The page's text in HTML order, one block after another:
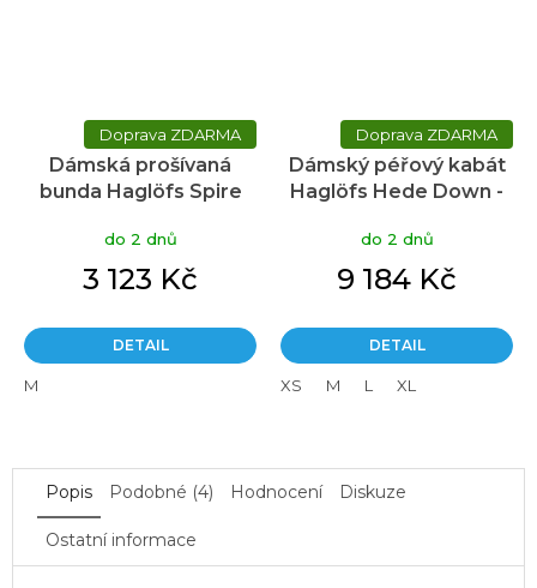
ZDARMA
Dámská prošívaná
bunda Haglöfs Spire
do 2 dnů
3 123 Kč
DETAIL
M
ZDARMA
Dámský péřový kabát
Haglöfs Hede Down -
do 2 dnů
9 184 Kč
DETAIL
XS M L XL
Popis Podobné (4) Hodnocení Diskuze
Ostatní informace